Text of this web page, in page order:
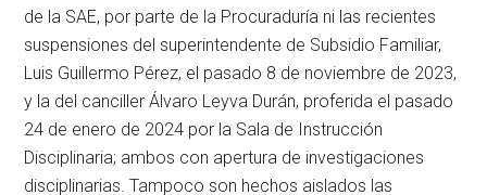
de la SAE, por parte de la Procuraduría ni las recientes
suspensiones del superintendente de Subsidio Familiar,
Luis Guillermo Pérez, el pasado 8 de noviembre de 2023,
y la del canciller Álvaro Leyva Durán, proferida el pasado
24 de enero de 2024 por la Sala de Instrucción
Disciplinaria; ambos con apertura de investigaciones
disciplinarias. Tampoco son hechos aislados las